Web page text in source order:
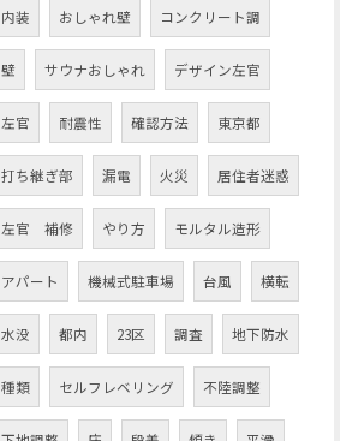
内装 おしゃれ壁 コンクリート調
壁 サウナおしゃれ デザイン左官
左官 耐震性 確認方法 東京都
打ち継ぎ部 漏電 火災 居住者迷惑
左官 補修 やり方 モルタル造形
アパート 機械式駐車場 台風 横転
水没 都内 23区 調査 地下防水
種類 セルフレベリング 不陸調整